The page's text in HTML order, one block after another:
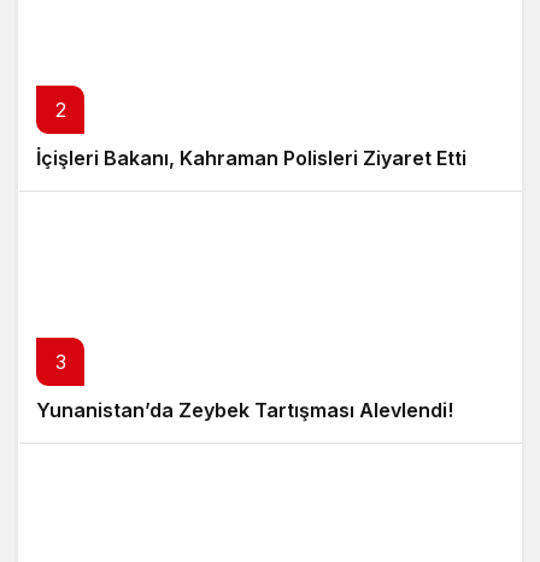
2
İçişleri Bakanı, Kahraman Polisleri Ziyaret Etti
3
Yunanistan’da Zeybek Tartışması Alevlendi!